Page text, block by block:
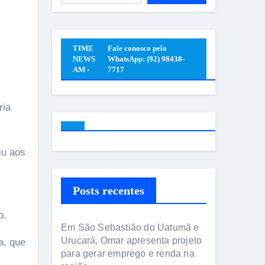
aos
que
TIME
NEWS
AM -
Fale conosco pelo
WhatsApp: (92) 98438-
7717
Posts recentes
Em São Sebastião do Uatumã e
Urucará, Omar apresenta projeto
para gerar emprego e renda na